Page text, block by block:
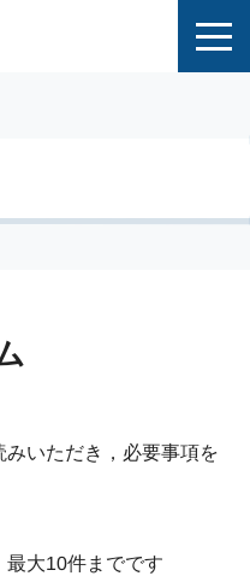
いただき，必要事項を
大10件までです